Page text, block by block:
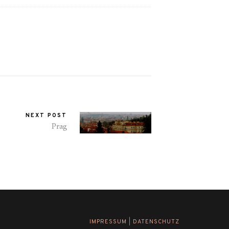
NEXT POST
Prag
IMPRESSUM DATENSCHUTZ